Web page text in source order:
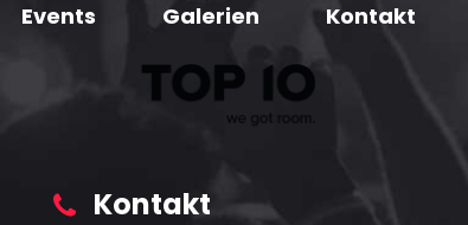
Events Galerien Kontakt
Kontakt